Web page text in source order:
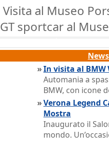
Visita al Museo
GT sportcar al
»In visita al BMW
Automania a
BMW, con icone
»Verona Legend
Mostra
Inaugurato il
mondo.